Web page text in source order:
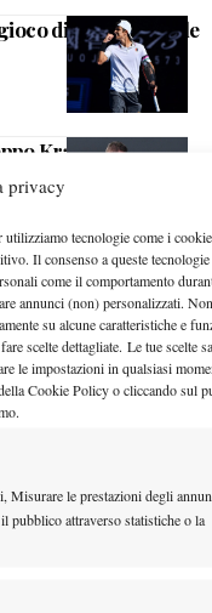
privacy
tecnologie come i
Il consenso a queste tecnologie
come il comportamento
annunci (non) personalizzati. Non
su alcune caratteristiche e
scelte dettagliate. Le tue scelte
le impostazioni in qualsiasi
Cookie Policy o cliccando sul
Misurare le prestazioni degli
pubblico attraverso statistiche o la
di lunedì 8 aprile
Krajinovic per
212 … 225